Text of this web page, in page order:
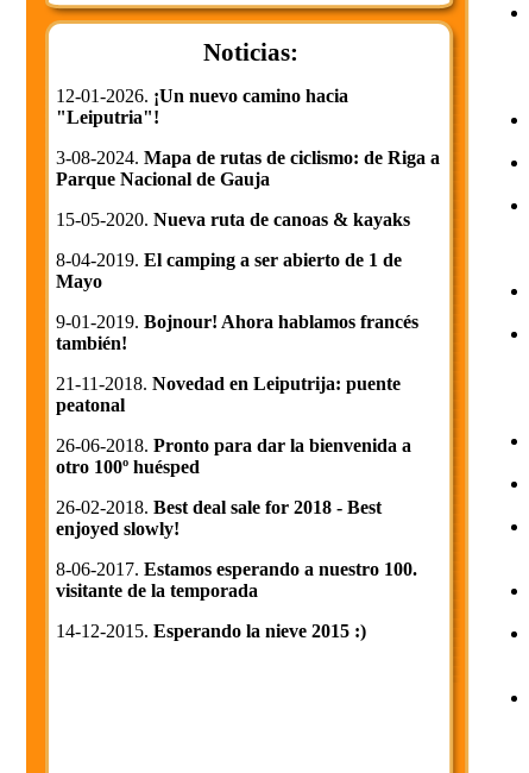
Noticias:
12-01-2026. ¡Un nuevo camino hacia
"Leiputria"!
3-08-2024. Mapa de rutas de ciclismo: de Riga a
Parque Nacional de Gauja
15-05-2020. Nueva ruta de canoas & kayaks
8-04-2019. El camping a ser abierto de 1 de
Mayo
9-01-2019. Bojnour! Ahora hablamos francés
también!
21-11-2018. Novedad en Leiputrija: puente
peatonal
26-06-2018. Pronto para dar la bienvenida a
otro 100º huésped
26-02-2018. Best deal sale for 2018 - Best
enjoyed slowly!
8-06-2017. Estamos esperando a nuestro 100.
visitante de la temporada
14-12-2015. Esperando la nieve 2015 :)